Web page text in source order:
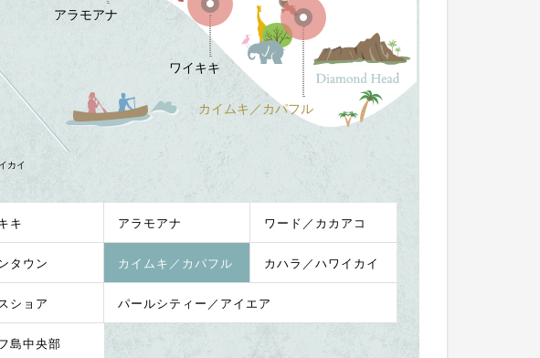
カイ
カイムキ／カパフル
ワイキキ
アラモアナ
キ アラモアナ ワード／カカアコ
タウン カイムキ／カパフル カハラ／ハワイカイ
ショア パールシティー／アイエア
島中央部